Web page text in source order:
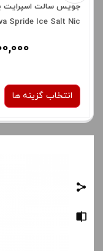
جویس سالت اسپرایت
Spride Ice Salt Nic
انتخاب گزینه ها
برای فعال شدن سبد